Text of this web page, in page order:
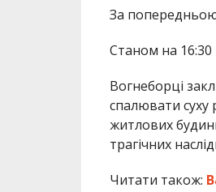
За попередньою
Станом на 16:30
Вогнеборці
спалювати
житлових
трагічних
Читати також: